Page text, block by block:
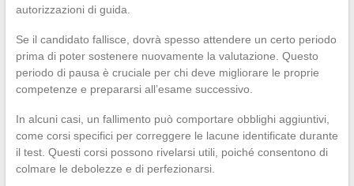
autorizzazioni di guida.
Se il candidato fallisce, dovrà spesso attendere un certo periodo
prima di poter sostenere nuovamente la valutazione. Questo
periodo di pausa è cruciale per chi deve migliorare le proprie
competenze e prepararsi all’esame successivo.
In alcuni casi, un fallimento può comportare obblighi aggiuntivi,
come corsi specifici per correggere le lacune identificate durante
il test. Questi corsi possono rivelarsi utili, poiché consentono di
colmare le debolezze e di perfezionarsi.